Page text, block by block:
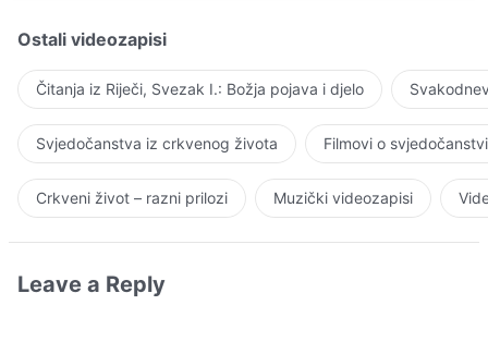
Ostali videozapisi
Čitanja iz Riječi, Svezak I.: Božja pojava i djelo
Svjedočanstva iz crkvenog života Filmovi o
Crkveni život – razni prilozi Muzički videozapisi
Leave a Reply